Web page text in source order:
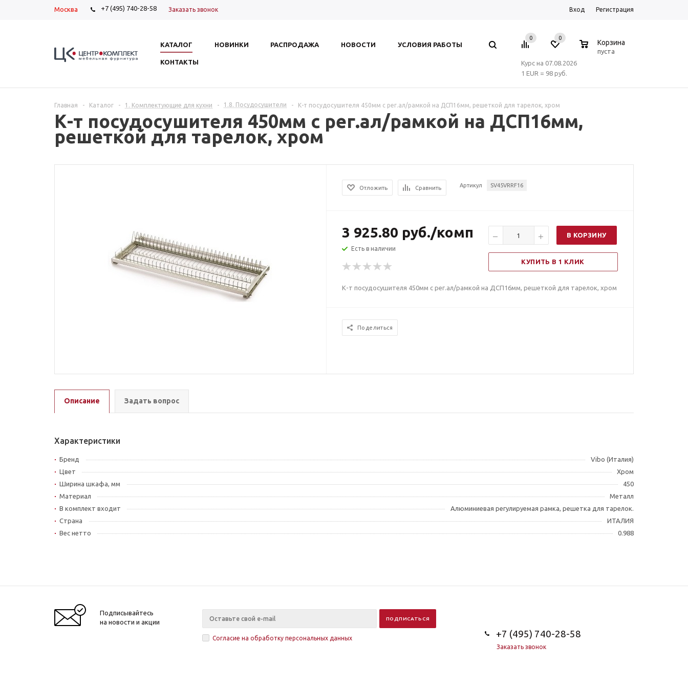
Москва +7 (495) 740-28-58 Заказать звонок Вход Регистрация
КАТАЛОГ НОВИНКИ РАСПРОДАЖА НОВОСТИ УСЛОВИЯ РАБОТЫ
КОНТАКТЫ
0 0
Корзина
пуста
Курс на 07.08.2026
1 EUR = 98 руб.
Главная - Каталог - 1. Комплектующие для кухни - 1.8. Посудосушители - К-т посудосушителя 450мм с рег.ал/рамкой на ДСП16мм, решеткой для тарелок, хром
К-т посудосушителя 450мм с рег.ал/рамкой на ДСП16мм,
решеткой для тарелок, хром
Отложить Сравнить Артикул SV45VRRF16
3 925.80 руб./комп
Есть в наличии
В КОРЗИНУ
КУПИТЬ В 1 КЛИК
К-т посудосушителя 450мм с рег.ал/рамкой на ДСП16мм, решеткой для тарелок, хром
Поделиться
Описание Задать вопрос
Характеристики
Бренд
Vibo (Италия)
Цвет
Хром
Ширина шкафа, мм
450
Материал
Металл
В комплект входит
Алюминиевая регулируемая рамка, решетка для тарелок.
Страна
ИТАЛИЯ
Вес нетто
0.988
Подписывайтесь
на новости и акции
Согласие на обработку персональных данных +7 (495) 740-28-58
Заказать звонок